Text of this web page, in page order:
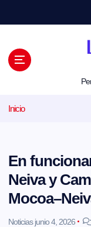
l
Inicio
En
Neiva y
Noticias junio 4, 2026